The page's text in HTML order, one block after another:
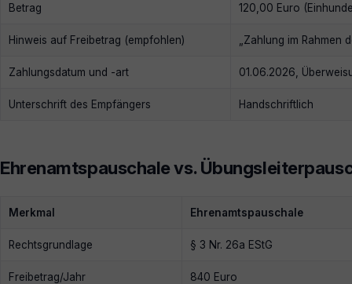
Betrag 120,00 Euro
Hinweis auf Freibetrag (empfohlen) „Zahlung im Rahmen
Zahlungsdatum und -art 01.06.2026,
Unterschrift des Empfängers Handschriftlich
Ehrenamtspauschale vs.
Merkmal Ehrenamtspauschale
Rechtsgrundlage § 3 Nr. 26a EStG
Freibetrag/Jahr 840 Euro